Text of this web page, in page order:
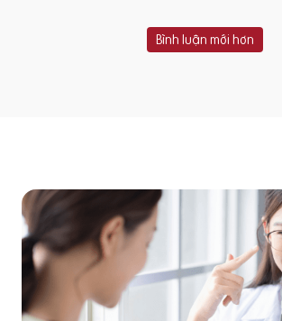
Bình luận mới hơn